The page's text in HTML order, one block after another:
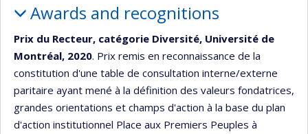
Awards and recognitions
Prix du Recteur, catégorie Diversité, Université de
Montréal, 2020. Prix remis en reconnaissance de la
constitution d'une table de consultation interne/externe
paritaire ayant mené à la définition des valeurs fondatrices,
grandes orientations et champs d'action à la base du plan
d'action institutionnel Place aux Premiers Peuples à